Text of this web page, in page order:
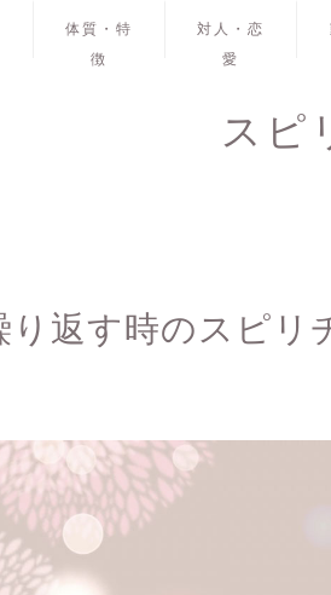
体質・特
徴
対人・恋
愛
スピ
り返す時のスピリ